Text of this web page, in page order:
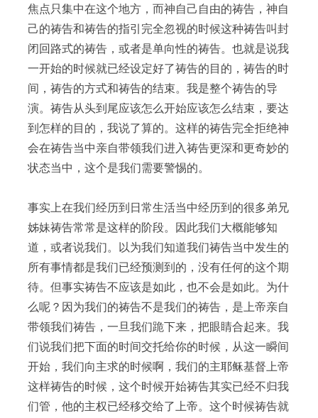
焦点只集中在这个地方，而神自己自由的祷告，神自
己的祷告和祷告的指引完全忽视的时候这种祷告叫封
闭回路式的祷告，或者是单向性的祷告。也就是说我
一开始的时候就已经设定好了祷告的目的，祷告的时
间，祷告的方式和祷告的结束。我是整个祷告的导
演。祷告从头到尾应该怎么开始应该怎么结束，要达
到怎样的目的，我说了算的。这样的祷告完全拒绝神
会在祷告当中亲自带领我们进入祷告更深和更奇妙的
状态当中，这个是我们需要警惕的。
事实上在我们经历到日常生活当中经历到的很多弟兄
姊妹祷告常常是这样的阶段。因此我们大概能够知
道，或者说我们。以为我们知道我们祷告当中发生的
所有事情都是我们已经预测到的，没有任何的这个期
待。但事实祷告不应该是如此，也不会是如此。为什
么呢？因为我们的祷告不是我们的祷告，是上帝亲自
带领我们祷告，一旦我们跪下来，把眼睛合起来。我
们说我们把下面的时间交托给你的时候，从这一瞬间
开始，我们向主求的时候啊，我们的主耶稣基督上帝
这样祷告的时候，这个时候开始祷告其实已经不归我
们管，他的主权已经移交给了上帝。这个时候祷告就